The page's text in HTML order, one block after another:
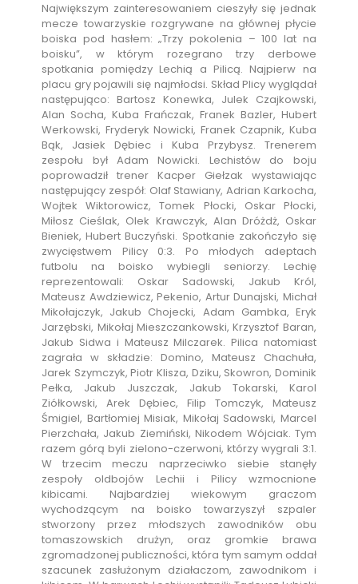
Największym zainteresowaniem cieszyły się jednak
mecze towarzyskie rozgrywane na głównej płycie
boiska pod hasłem: „Trzy pokolenia – 100 lat na
boisku”, w którym rozegrano trzy derbowe
spotkania pomiędzy Lechią a Pilicą. Najpierw na
placu gry pojawili się najmłodsi. Skład Plicy wyglądał
następująco: Bartosz Konewka, Julek Czajkowski,
Alan Socha, Kuba Frańczak, Franek Bazler, Hubert
Werkowski, Fryderyk Nowicki, Franek Czapnik, Kuba
Bąk, Jasiek Dębiec i Kuba Przybysz. Trenerem
zespołu był Adam Nowicki. Lechistów do boju
poprowadził trener Kacper Giełzak wystawiając
następujący zespół: Olaf Stawiany, Adrian Karkocha,
Wojtek Wiktorowicz, Tomek Płocki, Oskar Płocki,
Miłosz Cieślak, Olek Krawczyk, Alan Dróżdż, Oskar
Bieniek, Hubert Buczyński. Spotkanie zakończyło się
zwycięstwem Pilicy 0:3. Po młodych adeptach
futbolu na boisko wybiegli seniorzy. Lechię
reprezentowali: Oskar Sadowski, Jakub Król,
Mateusz Awdziewicz, Pekenio, Artur Dunajski, Michał
Mikołajczyk, Jakub Chojecki, Adam Gambka, Eryk
Jarzębski, Mikołaj Mieszczankowski, Krzysztof Baran,
Jakub Sidwa i Mateusz Milczarek. Pilica natomiast
zagrała w składzie: Domino, Mateusz Chachuła,
Jarek Szymczyk, Piotr Klisza, Dziku, Skowron, Dominik
Pełka, Jakub Juszczak, Jakub Tokarski, Karol
Ziółkowski, Arek Dębiec, Filip Tomczyk, Mateusz
Śmigiel, Bartłomiej Misiak, Mikołaj Sadowski, Marcel
Pierzchała, Jakub Ziemiński, Nikodem Wójciak. Tym
razem górą byli zielono-czerwoni, którzy wygrali 3:1.
W trzecim meczu naprzeciwko siebie stanęły
zespoły oldbojów Lechii i Pilicy wzmocnione
kibicami. Najbardziej wiekowym graczom
wychodzącym na boisko towarzyszył szpaler
stworzony przez młodszych zawodników obu
tomaszowskich drużyn, oraz gromkie brawa
zgromadzonej publiczności, która tym samym oddał
szacunek zasłużonym działaczom, zawodnikom i